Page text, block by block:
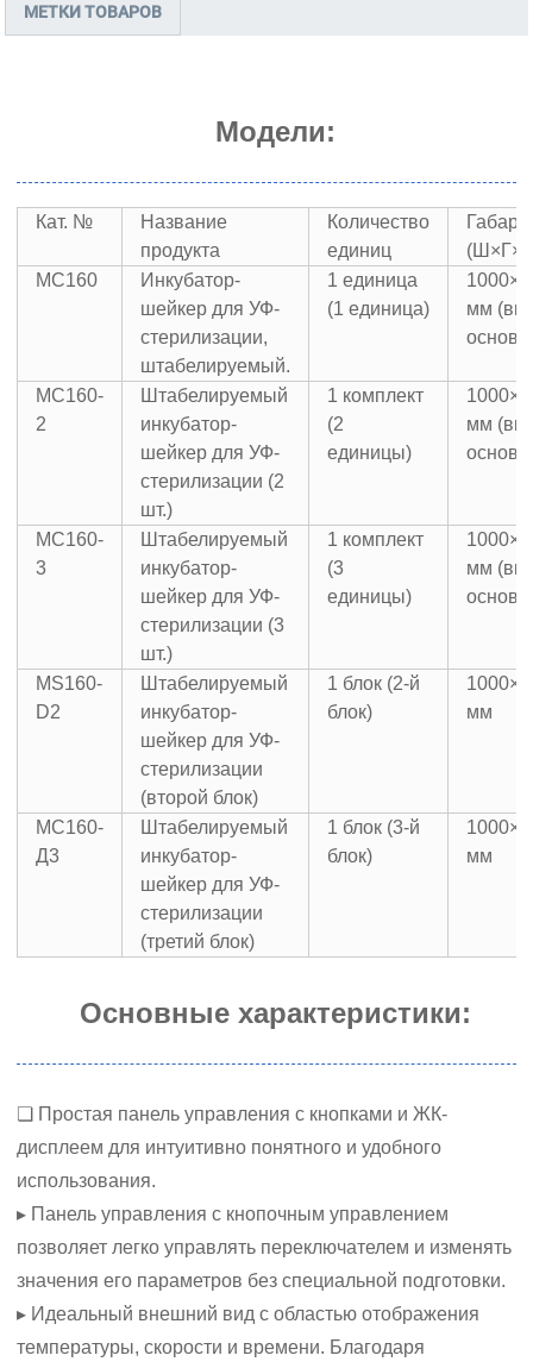
МЕТКИ ТОВАРОВ
Модели:
Кат. №
Название
продукта
Количество
единиц
МС160
Инкубатор-
шейкер для УФ-
стерилизации,
штабелируемый.
1 единица
(1 единица)
мм
МС160-
2
Штабелируемый
инкубатор-
шейкер для УФ-
стерилизации (2
шт.)
1 комплект
(2
единицы)
мм
МС160-
3
Штабелируемый
инкубатор-
шейкер для УФ-
стерилизации (3
шт.)
1 комплект
(3
единицы)
мм
MS160-
D2
Штабелируемый
инкубатор-
шейкер для УФ-
стерилизации
(второй блок)
1 блок (2-й
блок)
мм
МС160-
Д3
Штабелируемый
инкубатор-
шейкер для УФ-
стерилизации
(третий блок)
1 блок (3-й
блок)
мм
Основные характеристики:
❏ Простая панель управления с кнопками и ЖК-
дисплеем для интуитивно понятного и удобного
использования.
▸ Панель управления с кнопочным управлением
позволяет легко управлять переключателем и изменять
значения его параметров без специальной подготовки.
▸ Идеальный внешний вид с областью отображения
температуры, скорости и времени. Благодаря